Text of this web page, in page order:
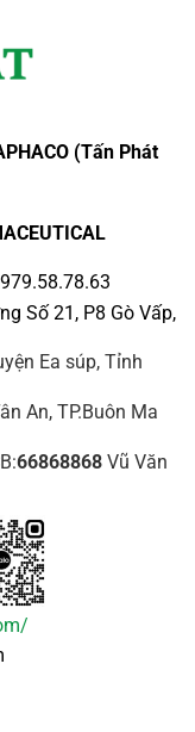
(Tấn Phát
Số 21, P8 Gò Vấp,
Ea súp, Tỉnh
An, TP.Buôn Ma
66868868Vũ Văn